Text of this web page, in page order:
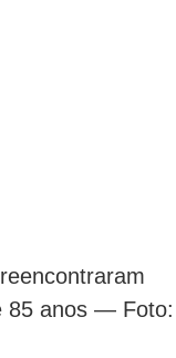
85 anos — Foto: